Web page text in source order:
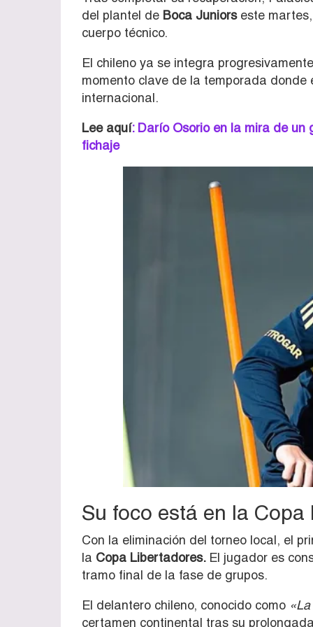
del plantel de Boca Juniors este
cuerpo técnico.
El chileno ya se integra
momento clave de la temporada donde
internacional.
Lee aquí: Darío Osorio en la mira de un
fichaje
Su foco está en la
Con la eliminación del torneo local, el
la Copa Libertadores. El jugador es
tramo final de la fase de grupos.
El delantero chileno, conocido como
certamen continental tras su